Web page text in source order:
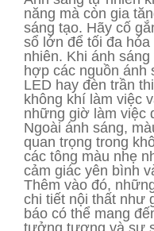
năng mà còn gia
sáng tạo. Hãy cố
sổ lớn để tối đa
nhiên. Khi ánh
hợp các nguồn ánh
LED hay đèn trần
không khí làm việc
những giờ làm việc
Ngoài ánh sáng,
quan trọng trong
các tông màu nhẹ
cảm giác yên bình
Thêm vào đó,
chi tiết nội thất như
báo có thể mang
tưởng tượng và sự